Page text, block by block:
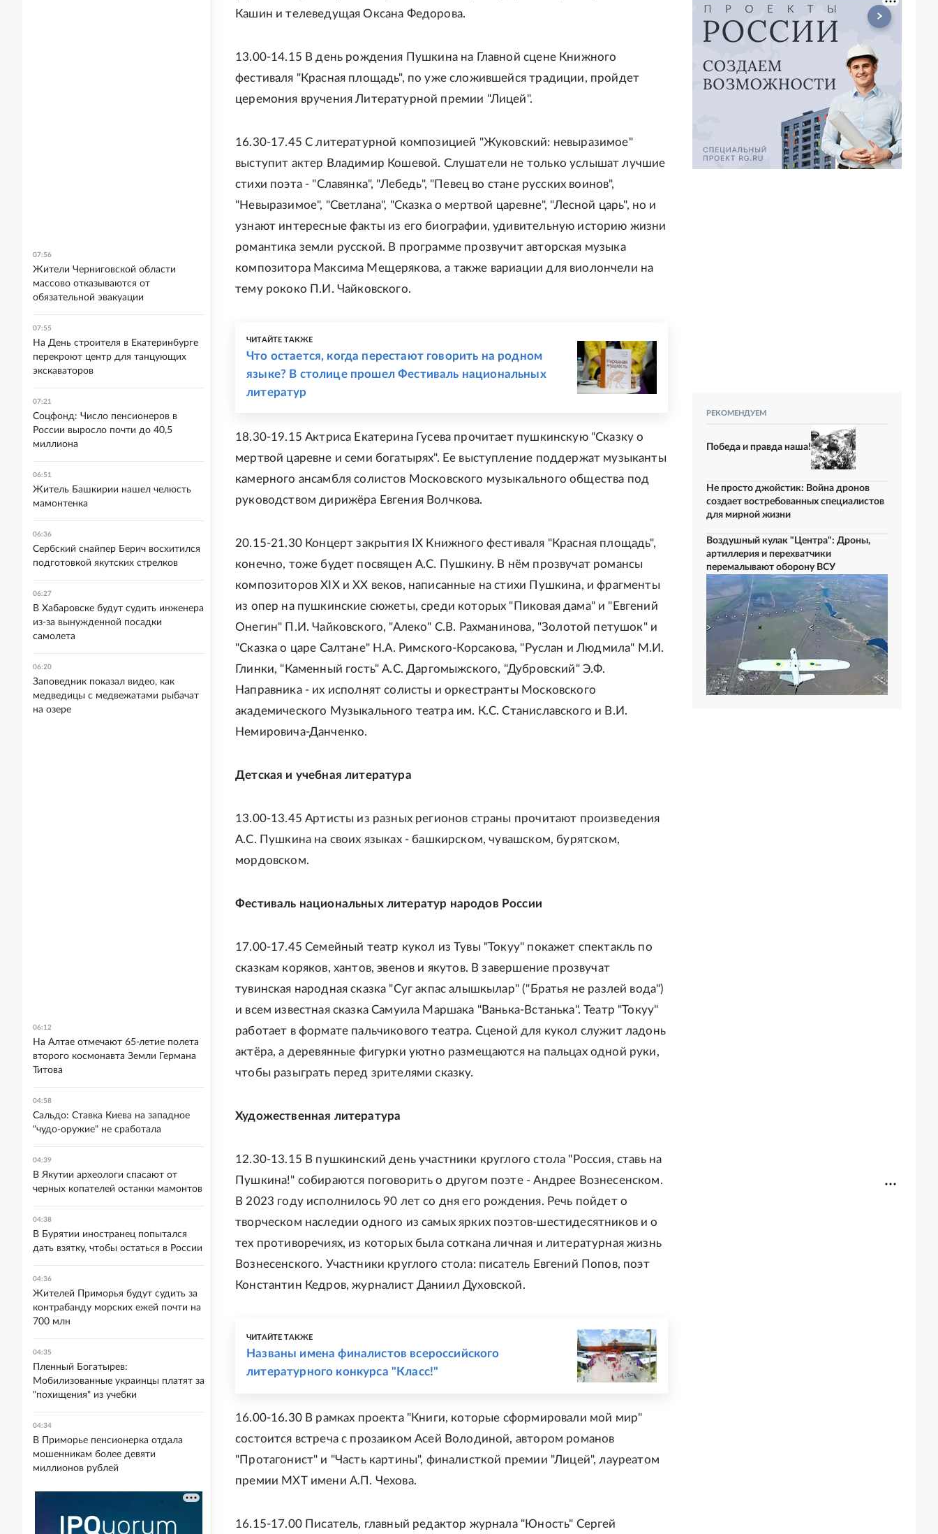
Кашин и телеведущая Оксана Федорова.
13.00-14.15 В день рождения Пушкина на Главной сцене Книжного
фестиваля "Красная площадь", по уже сложившейся традиции, пройдет
церемония вручения Литературной премии "Лицей".
16.30-17.45 С литературной композицией "Жуковский: невыразимое"
выступит актер Владимир Кошевой. Слушатели не только услышат лучшие
стихи поэта - "Славянка", "Лебедь", "Певец во стане русских воинов",
"Невыразимое", "Светлана", "Сказка о мертвой царевне", "Лесной царь", но и
узнают интересные факты из его биографии, удивительную историю жизни
романтика земли русской. В программе прозвучит авторская музыка
композитора Максима Мещерякова, а также вариации для виолончели на
тему рококо П.И. Чайковского.
ЧИТАЙТЕ ТАКЖЕ
Что остается, когда перестают говорить на родном
языке? В столице прошел Фестиваль национальных
литератур
18.30-19.15 Актриса Екатерина Гусева прочитает пушкинскую "Сказку о
мертвой царевне и семи богатырях". Ее выступление поддержат музыканты
камерного ансамбля солистов Московского музыкального общества под
руководством дирижёра Евгения Волчкова.
20.15-21.30 Концерт закрытия IX Книжного фестиваля "Красная площадь",
конечно, тоже будет посвящен А.С. Пушкину. В нём прозвучат романсы
композиторов XIX и XX веков, написанные на стихи Пушкина, и фрагменты
из опер на пушкинские сюжеты, среди которых "Пиковая дама" и "Евгений
Онегин" П.И. Чайковского, "Алеко" С.В. Рахманинова, "Золотой петушок" и
"Сказка о царе Салтане" Н.А. Римского-Корсакова, "Руслан и Людмила" М.И.
Глинки, "Каменный гость" А.С. Даргомыжского, "Дубровский" Э.Ф.
Направника - их исполнят солисты и оркестранты Московского
академического Музыкального театра им. К.С. Станиславского и В.И.
Немировича-Данченко.
Детская и учебная литература
13.00-13.45 Артисты из разных регионов страны прочитают произведения
А.С. Пушкина на своих языках - башкирском, чувашском, бурятском,
мордовском.
Фестиваль национальных литератур народов России
17.00-17.45 Семейный театр кукол из Тувы "Токуу" покажет спектакль по
сказкам коряков, хантов, эвенов и якутов. В завершение прозвучат
тувинская народная сказка "Суг акпас алышкылар" ("Братья не разлей вода")
и всем известная сказка Самуила Маршака "Ванька-Встанька". Театр "Токуу"
работает в формате пальчикового театра. Сценой для кукол служит ладонь
актёра, а деревянные фигурки уютно размещаются на пальцах одной руки,
чтобы разыграть перед зрителями сказку.
Художественная литература
12.30-13.15 В пушкинский день участники круглого стола "Россия, ставь на
Пушкина!" собираются поговорить о другом поэте - Андрее Вознесенском.
В 2023 году исполнилось 90 лет со дня его рождения. Речь пойдет о
творческом наследии одного из самых ярких поэтов-шестидесятников и о
тех противоречиях, из которых была соткана личная и литературная жизнь
Вознесенского. Участники круглого стола: писатель Евгений Попов, поэт
Константин Кедров, журналист Даниил Духовской.
ЧИТАЙТЕ ТАКЖЕ
Названы имена финалистов всероссийского
литературного конкурса "Класс!"
16.00-16.30 В рамках проекта "Книги, которые сформировали мой мир"
состоится встреча с прозаиком Асей Володиной, автором романов
"Протагонист" и "Часть картины", финалисткой премии "Лицей", лауреатом
премии МХТ имени А.П. Чехова.
16.15-17.00 Писатель, главный редактор журнала "Юность" Сергей
РЕКОМЕНДУЕМ
Победа и правда наша!
Не просто джойстик: Война дронов
создает востребованных специалистов
для мирной жизни
Воздушный кулак "Центра": Дроны,
артиллерия и перехватчики
перемалывают оборону ВСУ
07:56
Жители Черниговской области
массово отказываются от
обязательной эвакуации
07:55
На День строителя в Екатеринбурге
перекроют центр для танцующих
экскаваторов
07:21
Соцфонд: Число пенсионеров в
России выросло почти до 40,5
миллиона
06:51
Житель Башкирии нашел челюсть
мамонтенка
06:36
Сербский снайпер Берич восхитился
подготовкой якутских стрелков
06:27
В Хабаровске будут судить инженера
из-за вынужденной посадки
самолета
06:20
Заповедник показал видео, как
медведицы с медвежатами рыбачат
на озере
06:12
На Алтае отмечают 65-летие полета
второго космонавта Земли Германа
Титова
04:58
Сальдо: Ставка Киева на западное
"чудо-оружие" не сработала
04:39
В Якутии археологи спасают от
черных копателей останки мамонтов
04:38
В Бурятии иностранец попытался
дать взятку, чтобы остаться в России
04:36
Жителей Приморья будут судить за
контрабанду морских ежей почти на
700 млн
04:35
Пленный Богатырев:
Мобилизованные украинцы платят за
"похищения" из учебки
04:34
В Приморье пенсионерка отдала
мошенникам более девяти
миллионов рублей